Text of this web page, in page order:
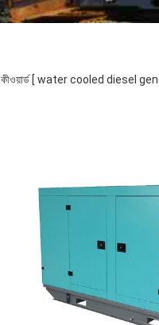
কীওয়ার্ড [ water cooled diesel